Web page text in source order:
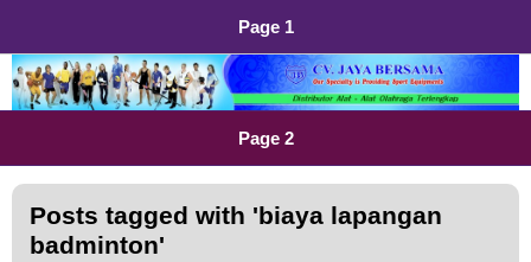
Page 1
Distributor Alat Olahraga
Jual Alat Olahraga Murah, Lengkap dan Berkualitas
Page 2
Posts tagged with 'biaya lapangan
badminton'